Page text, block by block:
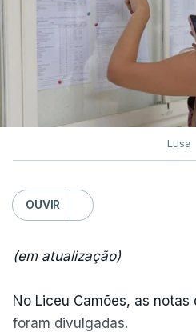
Lusa
OUVIR
(em atualização)
No Liceu Camões, as notas
foram divulgadas.